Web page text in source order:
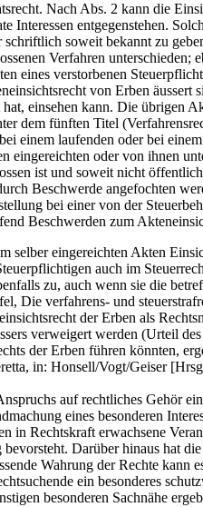
Nach Abs. 2 kann die
entgegenstehen.
soweit bekannt zu
Verfahren
eines verstorbenen
von Erben äussert
einsehen kann. Die übrigen
dem fünften Titel
einem laufenden oder bei
oder von ihnen
ist und soweit nicht
Beschwerde angefochten
bei einer von der
Beschwerden zum
eingereichten Akten
auch im
zu, auch wenn sie die
Die verfahrens- und
der Erben als
verweigert werden (Urteil
der Erben führen könnten,
in: Honsell/Vogt/Geiser
auf rechtliches Gehör
eines besonderen
in Rechtskraft erwachsene
Darüber hinaus hat
Wahrung der Rechte kann
ein besonderes
besonderen Sachnähe